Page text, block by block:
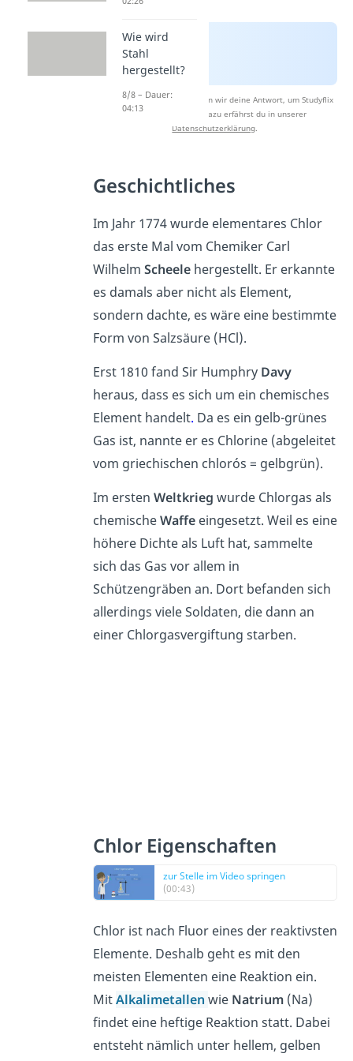
Nach Beantwortung speichern wir deine Antwort, um Studyflix
zu verbessern. Mehr dazu erfährst du in unserer
Datenschutzerklärung
Geschichtliches
Im Jahr 1774 wurde elementares Chlor
das erste Mal vom Chemiker Carl
Wilhelm Scheelehergestellt. Er erkannte
es damals aber nicht als Element,
sondern dachte, es wäre eine bestimmte
Form von Salzsäure (HCl).
Erst 1810 fand Sir Humphry Davy
heraus, dass es sich um ein chemisches
Element handelt. Da es ein gelb-grünes
Gas ist, nannte er es Chlorine (abgeleitet
vom griechischen chlorós = gelbgrün).
Im ersten Weltkrieg wurde Chlorgas als
chemischeWaffeeingesetzt. Weil es eine
höhere Dichte als Luft hat, sammelte
sich das Gas vor allem in
Schützengräben an. Dort befanden sich
allerdings viele Soldaten, die dann an
einer Chlorgasvergiftung starben.
Chlor Eigenschaften
zur Stelle im Video springen
(00:43)
Chlor ist nach Fluor eines der reaktivsten
Elemente. Deshalb geht es mit den
meisten Elementen eine Reaktion ein.
MitAlkalimetallen wie Natrium(Na)
findet eine heftige Reaktion statt. Dabei
entsteht nämlich unter hellem, gelben
Wie wird
Stahl
hergestellt?
8/8 – Dauer:
04:13